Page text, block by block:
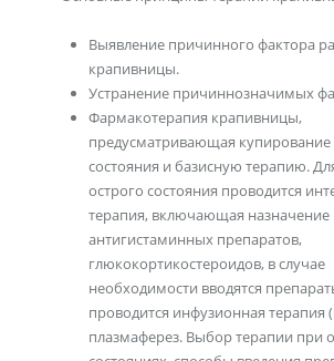
Выявление причинного фактора
крапивницы.
Устранение причиннозначимых
Фармакотерапия крапивницы,
предусматривающая купирование
состояния и базисную терапию.
острого состояния проводится
терапия, включающая назначение
антигистаминных препаратов,
глюкокортикостероидов, в случае
необходимости вводятся
проводится инфузионная терапия
плазмаферез. Выбор терапии при